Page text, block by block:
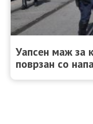
Уапсен маж за
поврзан со